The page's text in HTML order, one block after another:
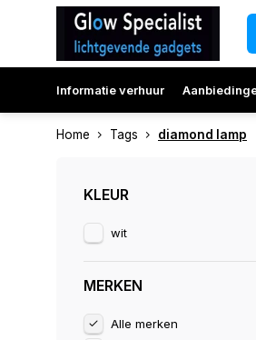
Informatie verhuur
Home Tags diamond lamp
KLEUR
wit
MERKEN
Alle merken